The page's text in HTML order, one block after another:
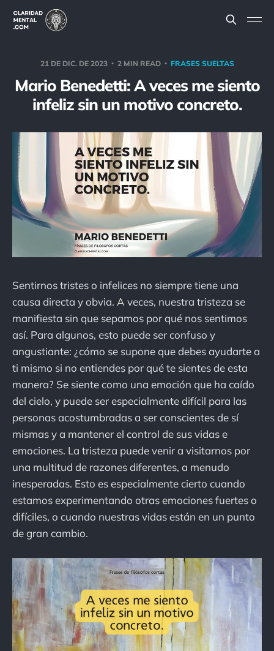
21 DE DIC. DE 2023 2 MIN READ FRASES SUELTAS
Mario Benedetti: A veces me siento
infeliz sin un motivo concreto.
Sentirnos tristes o infelices no siempre tiene una
causa directa y obvia. A veces, nuestra tristeza se
manifiesta sin que sepamos por qué nos sentimos
así. Para algunos, esto puede ser confuso y
angustiante: ¿cómo se supone que debes ayudarte a
ti mismo si no entiendes por qué te sientes de esta
manera? Se siente como una emoción que ha caído
del cielo, y puede ser especialmente difícil para las
personas acostumbradas a ser conscientes de sí
mismas y a mantener el control de sus vidas e
emociones. La tristeza puede venir a visitarnos por
una multitud de razones diferentes, a menudo
inesperadas. Esto es especialmente cierto cuando
estamos experimentando otras emociones fuertes o
difíciles, o cuando nuestras vidas están en un punto
de gran cambio.